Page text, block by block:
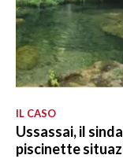
IL CASO
Ussassai, il
piscinette